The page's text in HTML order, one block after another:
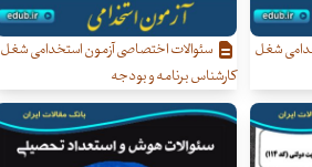
شغل
سئوالات اختصاصی آزمون استخدامی شغل
کارشناس برنامه و بودجه